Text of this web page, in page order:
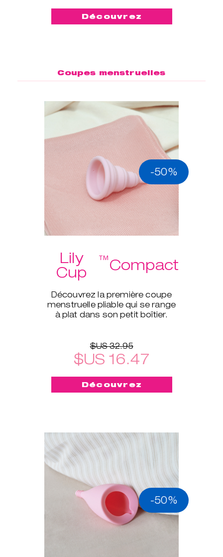
Découvrez
Coupes menstruelles
-50%
Lily
Cup
™Compact
Découvrez la première coupe
menstruelle pliable qui se range
à plat dans son petit boîtier.
$US 32.95
$US 16.47
Découvrez
-50%